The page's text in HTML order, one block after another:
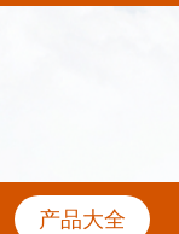
产品大全